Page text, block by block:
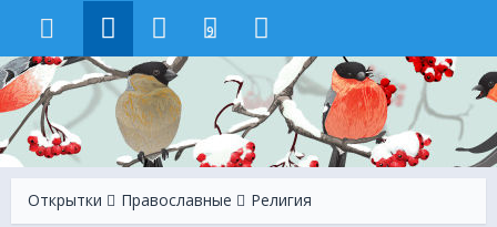
9
Открытки Православные Религия